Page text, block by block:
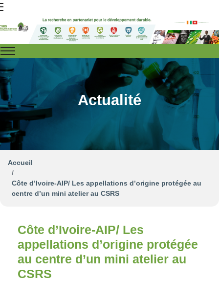
Actualité
Accueil
Côte d’Ivoire-AIP/ Les appellations d’origine protégée au
centre d’un mini atelier au CSRS
Côte d’Ivoire-AIP/ Les
appellations d’origine protégée
au centre d’un mini atelier au
CSRS